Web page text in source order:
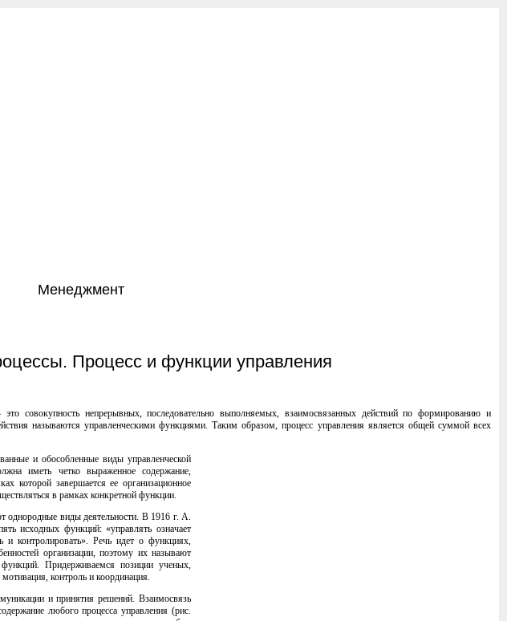
Менеджмент
Процесс и функции управления
это совокупность непрерывных, последовательно выполняемых, взаимосвязанных действий по формированию и
называются управленческими функциями. Таким образом, процесс управления является общей суммой всех
и обособленные виды управленческой
иметь четко выраженное содержание,
которой завершается ее организационное
в рамках конкретной функции.
однородные виды деятельности. В 1916 г. А.
исходных функций: «управлять означает
и контролировать». Речь идет о функциях,
организации, поэтому их называют
Придерживаемся позиции ученых,
контроль и координация.
и принятия решений. Взаимосвязь
любого процесса управления (рис.